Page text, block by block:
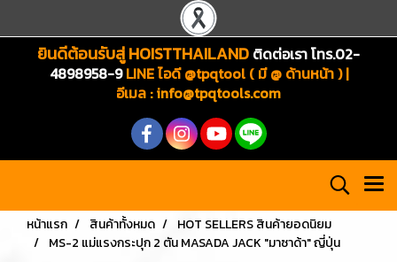
ยินดีต้อนรับสู่ HOISTTHAILAND ติดต่อเรา โทร.02-
4898958-9LINE ไอดี @tpqtool ( มี @ ด้านหน้า ) |
อีเมล :info@tpqtools.com
หน้าแรก สินค้าทั้งหมด
HOT SELLERS สินค้ายอดนิยม
MS-2 แม่แรงกระปุก 2 ตัน MASADA JACK "มาซาด้า" ญี่ปุ่น